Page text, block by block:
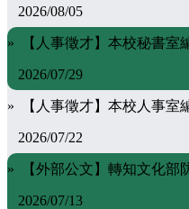
2026/08/05
» 【人事徵才】本校秘書室
2026/07/29
» 【人事徵才】本校人事室
2026/07/22
» 【外部公文】轉知文化部
2026/07/13